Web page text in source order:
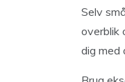
Selv
overblik
dig med